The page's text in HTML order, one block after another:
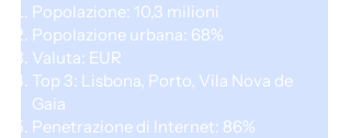
Popolazione: 10,3 milioni
Popolazione urbana: 68%
Valuta: EUR
Top 3: Lisbona, Porto, Vila Nova de
Gaia
Penetrazione di Internet: 86%